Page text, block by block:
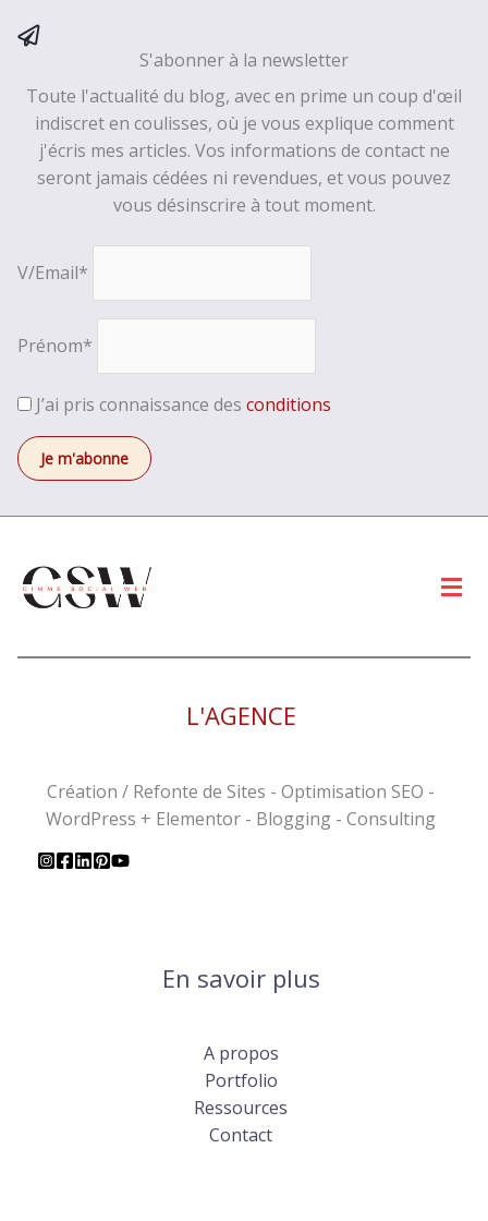
S'abonner à la newsletter
Toute l'actualité du blog, avec en prime un coup d'œil
indiscret en coulisses, où je vous explique comment
j'écris mes articles. Vos informations de contact ne
seront jamais cédées ni revendues, et vous pouvez
vous désinscrire à tout moment.
V/Email*
Prénom*
J’ai pris connaissance des conditions
L'AGENCE
Création / Refonte de Sites - Optimisation SEO -
WordPress + Elementor - Blogging - Consulting
En savoir plus
A propos
Portfolio
Ressources
Contact